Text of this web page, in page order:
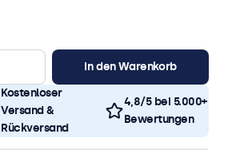
In den Warenkorb
Kostenloser
Versand &
Rückversand
4,8/5 bei 5.000+
Bewertungen